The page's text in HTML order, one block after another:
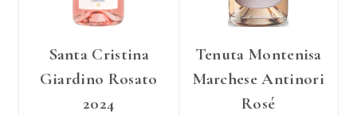
Santa Cristina
Giardino Rosato
2024
Tenuta Montenisa
Marchese Antinori
Rosé